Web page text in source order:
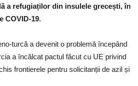
a refugiaților din insulele grecești, în
COVID-19.
turcă a devenit o problemă începând
a încălcat pactul făcut cu UE privind
frontierele pentru solicitanții de azil și